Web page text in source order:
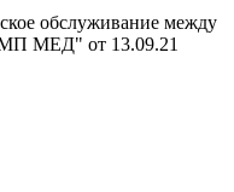
обслуживание между
МЕД" от 13.09.21